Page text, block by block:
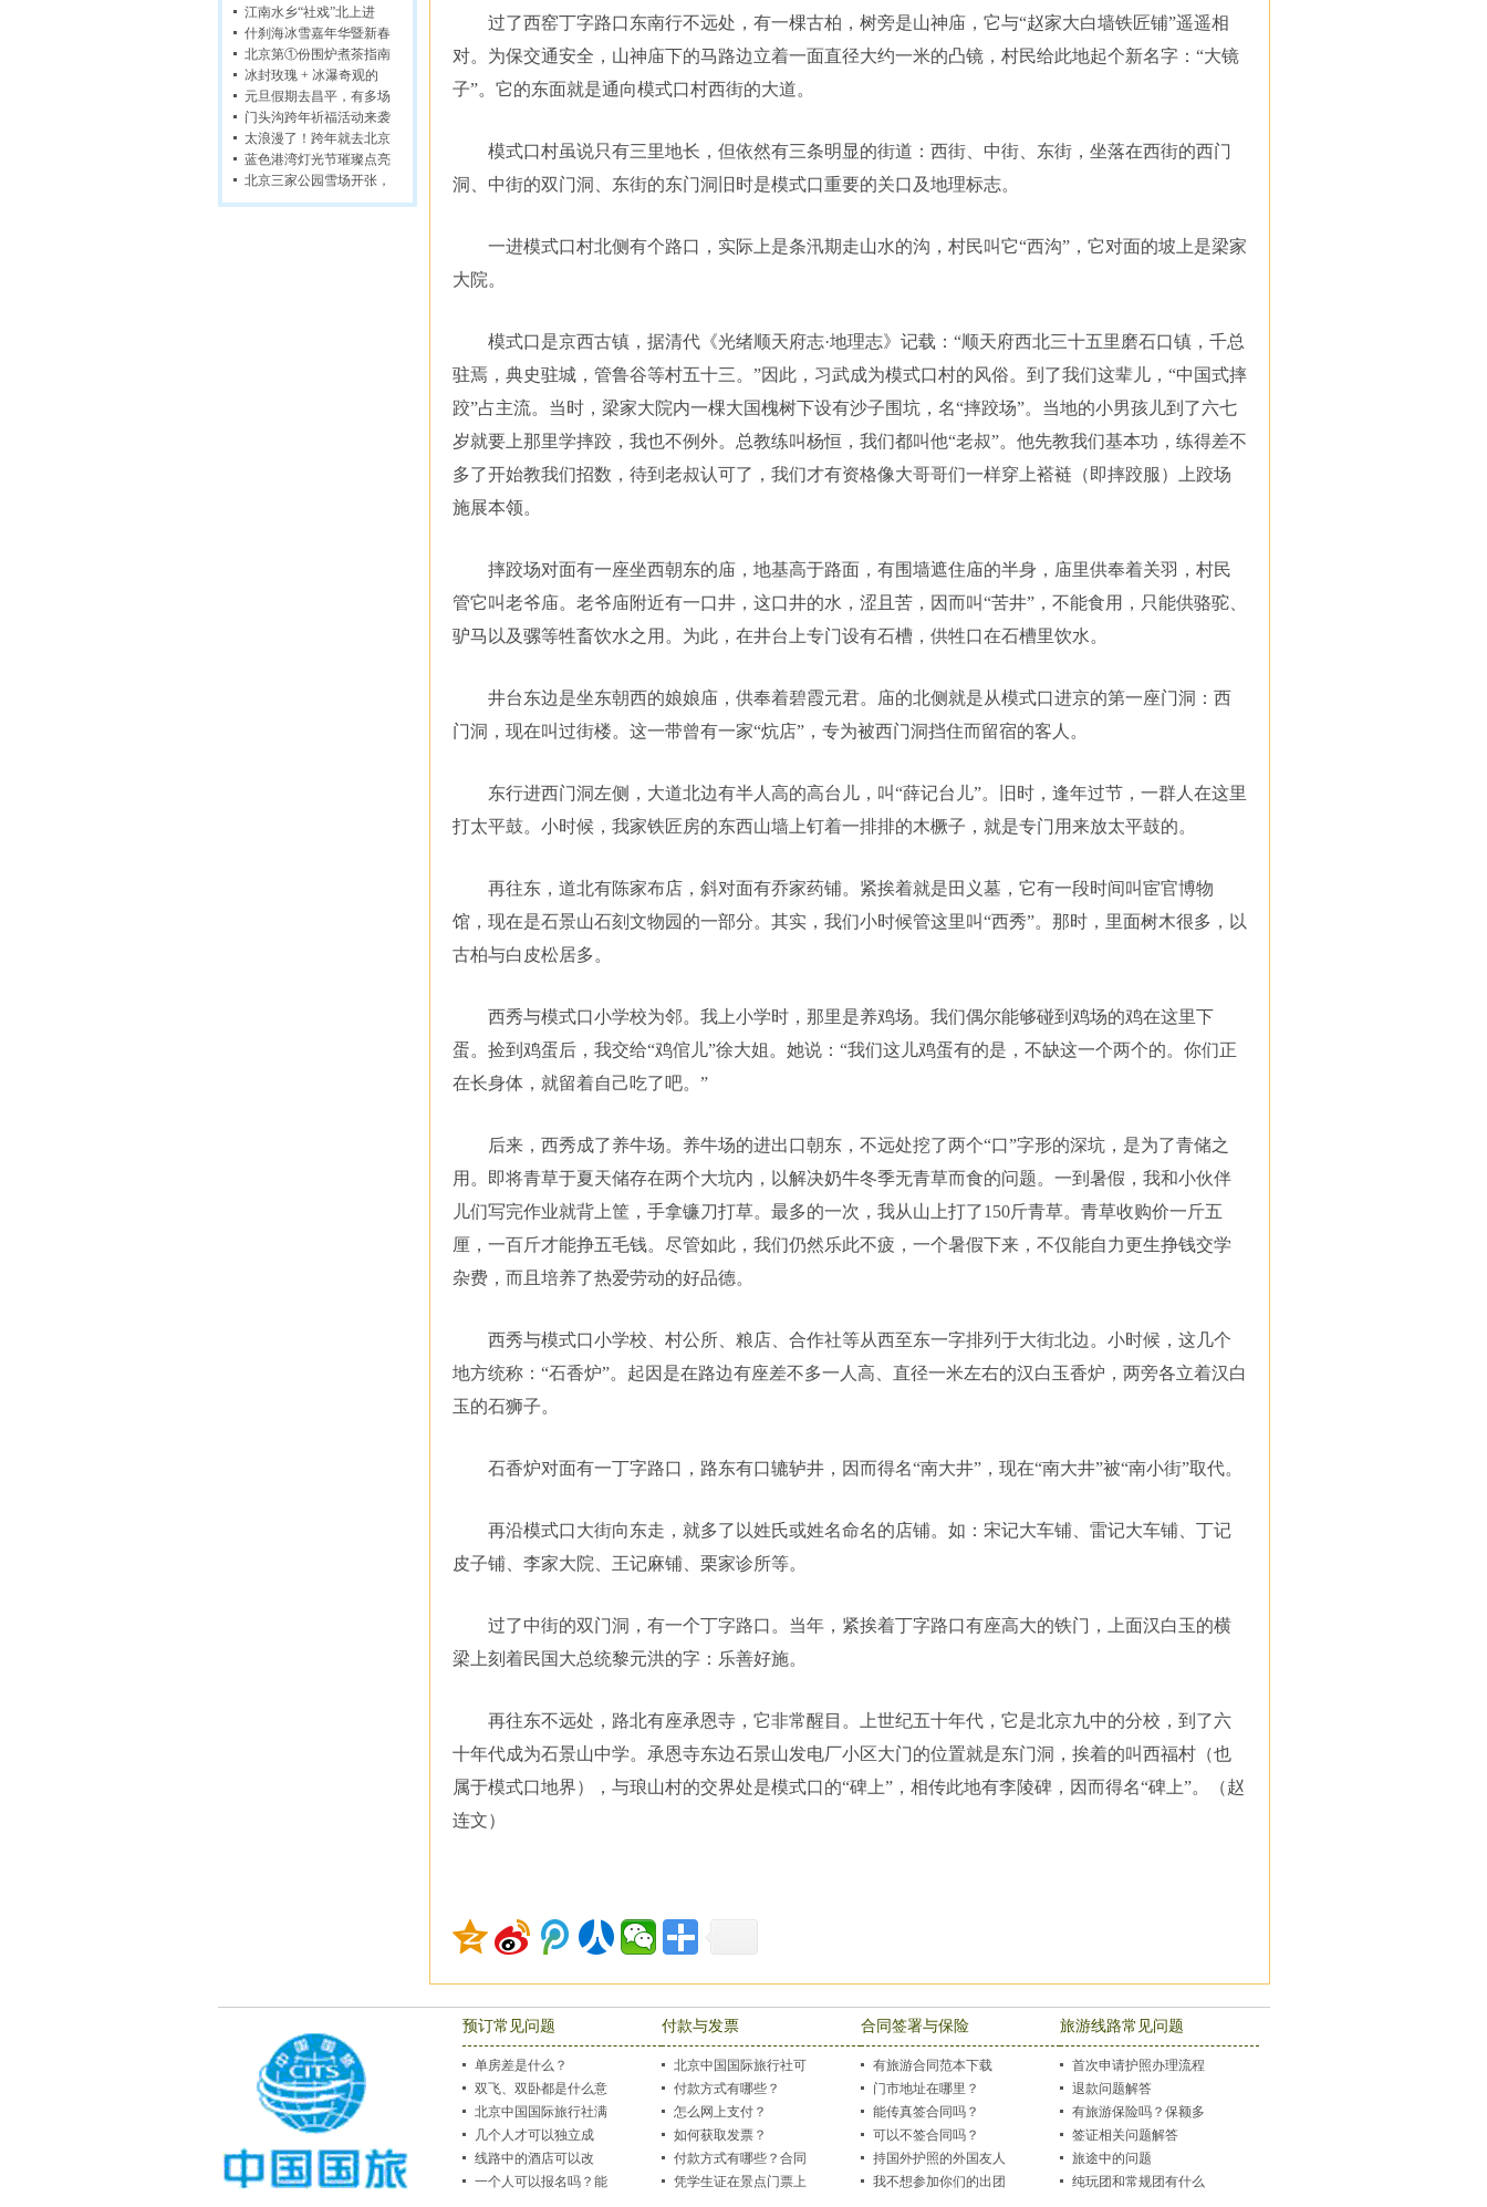
江南水乡“社戏”北上进
什刹海冰雪嘉年华暨新春
北京第①份围炉煮茶指南
冰封玫瑰 + 冰瀑奇观的
元旦假期去昌平，有多场
门头沟跨年祈福活动来袭
太浪漫了！跨年就去北京
蓝色港湾灯光节璀璨点亮
北京三家公园雪场开张，
过了西窑丁字路口东南行不远处，有一棵古柏，树旁是山神庙，它与“赵家大白墙铁匠铺”遥遥相
对。为保交通安全，山神庙下的马路边立着一面直径大约一米的凸镜，村民给此地起个新名字：“大镜
子”。它的东面就是通向模式口村西街的大道。
模式口村虽说只有三里地长，但依然有三条明显的街道：西街、中街、东街，坐落在西街的西门
洞、中街的双门洞、东街的东门洞旧时是模式口重要的关口及地理标志。
一进模式口村北侧有个路口，实际上是条汛期走山水的沟，村民叫它“西沟”，它对面的坡上是梁家
大院。
模式口是京西古镇，据清代《光绪顺天府志·地理志》记载：“顺天府西北三十五里磨石口镇，千总
驻焉，典史驻城，管鲁谷等村五十三。”因此，习武成为模式口村的风俗。到了我们这辈儿，“中国式摔
跤”占主流。当时，梁家大院内一棵大国槐树下设有沙子围坑，名“摔跤场”。当地的小男孩儿到了六七
岁就要上那里学摔跤，我也不例外。总教练叫杨恒，我们都叫他“老叔”。他先教我们基本功，练得差不
多了开始教我们招数，待到老叔认可了，我们才有资格像大哥哥们一样穿上褡裢（即摔跤服）上跤场
施展本领。
摔跤场对面有一座坐西朝东的庙，地基高于路面，有围墙遮住庙的半身，庙里供奉着关羽，村民
管它叫老爷庙。老爷庙附近有一口井，这口井的水，涩且苦，因而叫“苦井”，不能食用，只能供骆驼、
驴马以及骡等牲畜饮水之用。为此，在井台上专门设有石槽，供牲口在石槽里饮水。
井台东边是坐东朝西的娘娘庙，供奉着碧霞元君。庙的北侧就是从模式口进京的第一座门洞：西
门洞，现在叫过街楼。这一带曾有一家“炕店”，专为被西门洞挡住而留宿的客人。
东行进西门洞左侧，大道北边有半人高的高台儿，叫“薛记台儿”。旧时，逢年过节，一群人在这里
打太平鼓。小时候，我家铁匠房的东西山墙上钉着一排排的木橛子，就是专门用来放太平鼓的。
再往东，道北有陈家布店，斜对面有乔家药铺。紧挨着就是田义墓，它有一段时间叫宦官博物
馆，现在是石景山石刻文物园的一部分。其实，我们小时候管这里叫“西秀”。那时，里面树木很多，以
古柏与白皮松居多。
西秀与模式口小学校为邻。我上小学时，那里是养鸡场。我们偶尔能够碰到鸡场的鸡在这里下
蛋。捡到鸡蛋后，我交给“鸡倌儿”徐大姐。她说：“我们这儿鸡蛋有的是，不缺这一个两个的。你们正
在长身体，就留着自己吃了吧。”
后来，西秀成了养牛场。养牛场的进出口朝东，不远处挖了两个“口”字形的深坑，是为了青储之
用。即将青草于夏天储存在两个大坑内，以解决奶牛冬季无青草而食的问题。一到暑假，我和小伙伴
儿们写完作业就背上筐，手拿镰刀打草。最多的一次，我从山上打了150斤青草。青草收购价一斤五
厘，一百斤才能挣五毛钱。尽管如此，我们仍然乐此不疲，一个暑假下来，不仅能自力更生挣钱交学
杂费，而且培养了热爱劳动的好品德。
西秀与模式口小学校、村公所、粮店、合作社等从西至东一字排列于大街北边。小时候，这几个
地方统称：“石香炉”。起因是在路边有座差不多一人高、直径一米左右的汉白玉香炉，两旁各立着汉白
玉的石狮子。
石香炉对面有一丁字路口，路东有口辘轳井，因而得名“南大井”，现在“南大井”被“南小街”取代。
再沿模式口大街向东走，就多了以姓氏或姓名命名的店铺。如：宋记大车铺、雷记大车铺、丁记
皮子铺、李家大院、王记麻铺、栗家诊所等。
过了中街的双门洞，有一个丁字路口。当年，紧挨着丁字路口有座高大的铁门，上面汉白玉的横
梁上刻着民国大总统黎元洪的字：乐善好施。
再往东不远处，路北有座承恩寺，它非常醒目。上世纪五十年代，它是北京九中的分校，到了六
十年代成为石景山中学。承恩寺东边石景山发电厂小区大门的位置就是东门洞，挨着的叫西福村（也
属于模式口地界），与琅山村的交界处是模式口的“碑上”，相传此地有李陵碑，因而得名“碑上”。（赵
连文）
预订常见问题
单房差是什么？
双飞、双卧都是什么意
思？
北京中国国际旅行社满
意度怎样？
几个人才可以独立成
团，2个人可以吗？
线路中的酒店可以改
吗？
一个人可以报名吗？能
付款与发票
北京中国国际旅行社可
以刷卡吗？
付款方式有哪些？
怎么网上支付？
如何获取发票？
付款方式有哪些？合同
怎么签？发票怎么
凭学生证在景点门票上
合同签署与保险
有旅游合同范本下载
吗？
门市地址在哪里？
能传真签合同吗？
可以不签合同吗？
持国外护照的外国友人
出游也是同一价格
我不想参加你们的出团
旅游线路常见问题
首次申请护照办理流程
退款问题解答
有旅游保险吗？保额多
少？
签证相关问题解答
旅途中的问题
纯玩团和常规团有什么